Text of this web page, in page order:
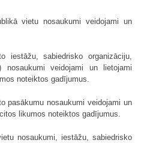
vietu nosaukumi veidojami un
iestāžu, sabiedrisko organizāciju,
nosaukumi veidojami un lietojami
noteiktos gadījumus.
pasākumu nosaukumi veidojami un
likumos noteiktos gadījumus.
nosaukumi, iestāžu, sabiedrisko